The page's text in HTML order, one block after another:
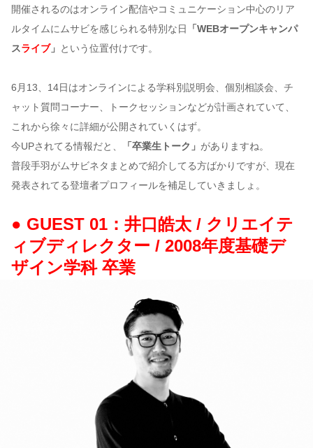
開催されるのはオンライン配信やコミュニケーション中心のリア
ルタイムにムサビを感じられる特別な日
「WEBオープンキャンパ
スライブ」 という位置付けです。
6月13、14日はオンラインによる学科別説明会、個別相談会、チ
ャット質問コーナー、トークセッションなどが計画されていて、
これから徐々に詳細が公開されていくはず。
今UPされてる情報だと、
「卒業生トーク」 がありますね。
普段手羽がムサビネタまとめで紹介してる方ばかりですが、現在
発表されてる登壇者プロフィールを補足していきましょ。
● GUEST 01：井口皓太 / クリエイテ
ィブディレクター / 2008年度基礎デ
ザイン学科 卒業